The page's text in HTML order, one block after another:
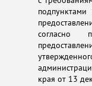
края от 13